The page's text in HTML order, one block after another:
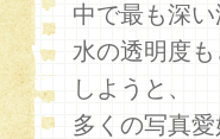
中で最も深
水の透明度
しようと、
多くの写真